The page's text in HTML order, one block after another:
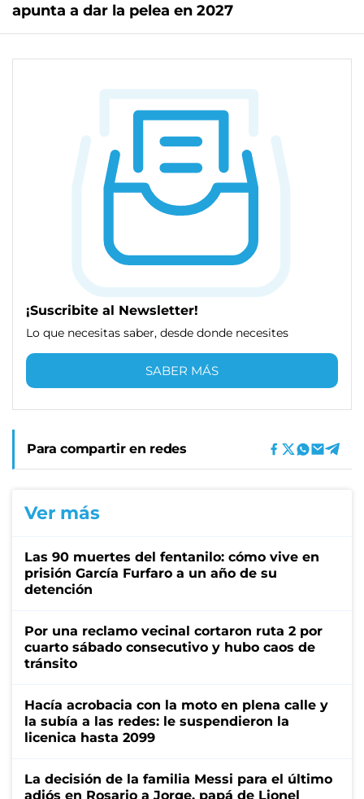
apunta a dar la pelea en 2027
¡Suscribite al Newsletter!
Lo que necesitas saber, desde donde necesites
SABER MÁS
Para compartir en redes
Ver más
Las 90 muertes del fentanilo: cómo vive en
prisión García Furfaro a un año de su
detención
Por una reclamo vecinal cortaron ruta 2 por
cuarto sábado consecutivo y hubo caos de
tránsito
Hacía acrobacia con la moto en plena calle y
la subía a las redes: le suspendieron la
licenica hasta 2099
La decisión de la familia Messi para el último
adiós en Rosario a Jorge, papá de Lionel